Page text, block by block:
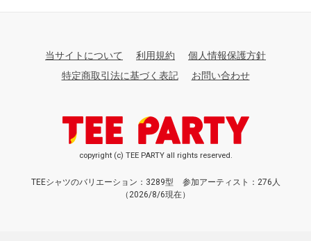
当サイトについて 利用規約
個人情報保護方針
特定商取引法に基づく表記
お問い合わせ
copyright (c) TEE PARTY all rights reserved.
TEEシャツのバリエーション：3289型
参加アーティスト：276人
（2026/8/6現在）